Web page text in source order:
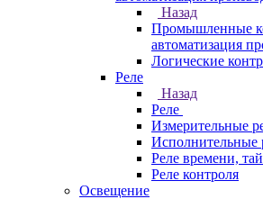
Назад
Промышленные
автоматизация
Логические
Реле
Назад
Реле
Измерительные
Исполнительные
Реле времени,
Реле контроля
Освещение